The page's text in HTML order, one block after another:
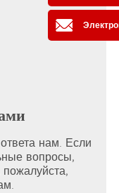
нам. Если
вопросы,